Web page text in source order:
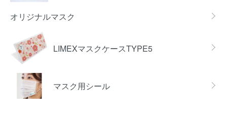
オリジナルマスク
LIMEXマスクケースTYPE5
マスク用シール